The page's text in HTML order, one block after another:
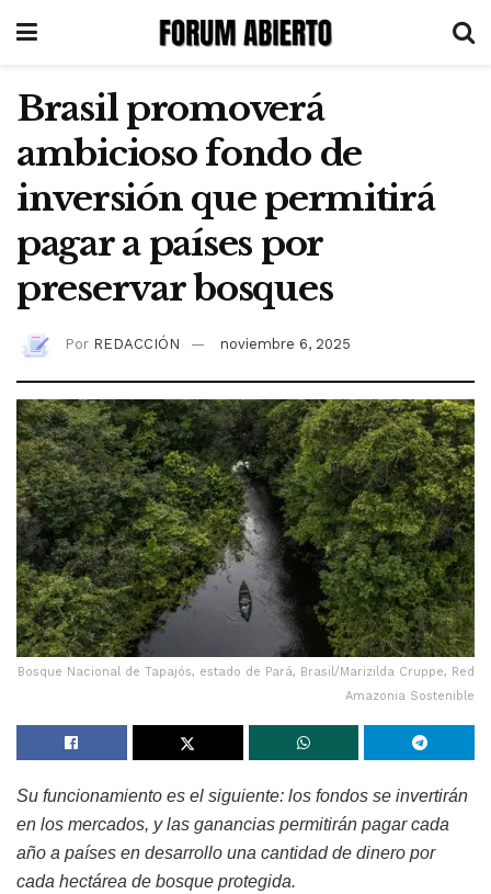
Brasil promoverá
ambicioso fondo de
inversión que permitirá
pagar a países por
preservar bosques
Por REDACCIÓN noviembre 6, 2025
Bosque Nacional de Tapajós, estado de Pará, Brasil/Marizilda Cruppe, Red
Amazonia Sostenible
Su funcionamiento es el siguiente: los fondos se invertirán
en los mercados, y las ganancias permitirán pagar cada
año a países en desarrollo una cantidad de dinero por
cada hectárea de bosque protegida.